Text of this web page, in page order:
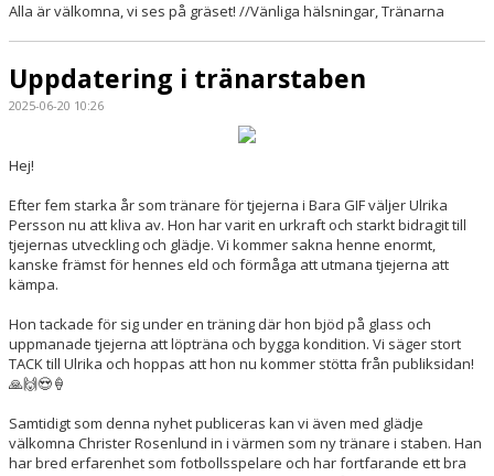
Alla är välkomna, vi ses på gräset! //Vänliga hälsningar, Tränarna
Uppdatering i tränarstaben
2025-06-20 10:26
Hej!
Efter fem starka år som tränare för tjejerna i Bara GIF väljer Ulrika
Persson nu att kliva av. Hon har varit en urkraft och starkt bidragit till
tjejernas utveckling och glädje. Vi kommer sakna henne enormt,
kanske främst för hennes eld och förmåga att utmana tjejerna att
kämpa.
Hon tackade för sig under en träning där hon bjöd på glass och
uppmanade tjejerna att löpträna och bygga kondition. Vi säger stort
TACK till Ulrika och hoppas att hon nu kommer stötta från publiksidan!
🙏🙌😍🍦
Samtidigt som denna nyhet publiceras kan vi även med glädje
välkomna Christer Rosenlund in i värmen som ny tränare i staben. Han
har bred erfarenhet som fotbollsspelare och har fortfarande ett bra